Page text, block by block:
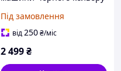
Під замовлення
від250₴/міс
2 499₴